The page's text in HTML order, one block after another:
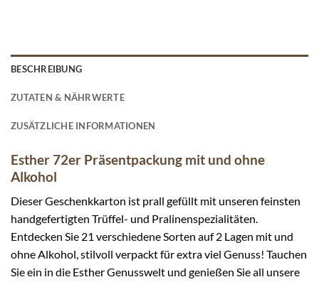
BESCHREIBUNG
ZUTATEN & NÄHRWERTE
ZUSÄTZLICHE INFORMATIONEN
Esther 72er Präsentpackung mit und ohne
Alkohol
Dieser Geschenkkarton ist prall gefüllt mit unseren feinsten
handgefertigten Trüffel- und Pralinenspezialitäten.
Entdecken Sie 21 verschiedene Sorten auf 2 Lagen mit und
ohne Alkohol, stilvoll verpackt für extra viel Genuss! Tauchen
Sie ein in die Esther Genusswelt und genießen Sie all unsere